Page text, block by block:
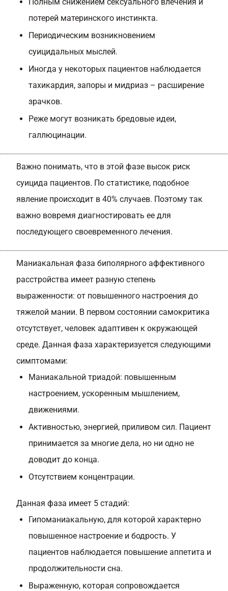
потерей материнского инстинкта.
Периодическим возникновением
суицидальных мыслей.
Иногда у некоторых пациентов наблюдается
тахикардия, запоры и мидриаз – расширение
зрачков.
Реже могут возникать бредовые идеи,
галлюцинации.
Важно понимать, что в этой фазе высок риск
суицида пациентов. По статистике, подобное
явление происходит в 40% случаев. Поэтому так
важно вовремя диагностировать ее для
последующего своевременного лечения.
Маниакальная фаза биполярного аффективного
расстройства имеет разную степень
выраженности: от повышенного настроения до
тяжелой мании. В первом состоянии самокритика
отсутствует, человек адаптивен к окружающей
среде. Данная фаза характеризуется следующими
симптомами:
Маниакальной триадой: повышенным
настроением, ускоренным мышлением,
движениями.
Активностью, энергией, приливом сил. Пациент
принимается за многие дела, но ни одно не
доводит до конца.
Отсутствием концентрации.
Данная фаза имеет 5 стадий:
Гипоманиакальную, для которой характерно
повышенное настроение и бодрость. У
пациентов наблюдается повышение аппетита и
продолжительности сна.
Выраженную, которая сопровождается